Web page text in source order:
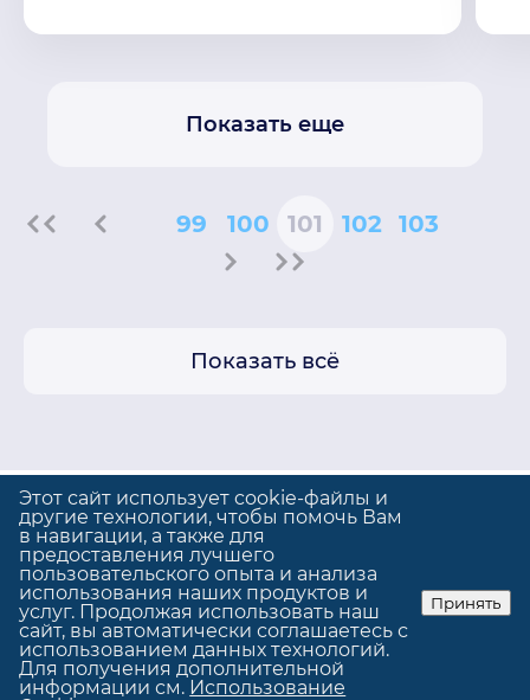
Показать еще
99 100 101 102 103
Показать всё
Политика конфиденциальности
Использование cookie
© GrandUp | Сделано вGrandUp
Этот сайт использует cookie-файлы и
другие технологии, чтобы помочь Вам
в навигации, а также для
предоставления лучшего
пользовательского опыта и анализа
использования наших продуктов и
услуг. Продолжая использовать наш
сайт, вы автоматически соглашаетесь с
использованием данных технологий.
Для получения дополнительной
информации см. Использование
Принять